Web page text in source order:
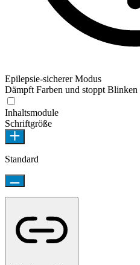
Epilepsie-sicherer Modus
Dämpft Farben und stoppt Blinken
Inhaltsmodule
Schriftgröße
Standard